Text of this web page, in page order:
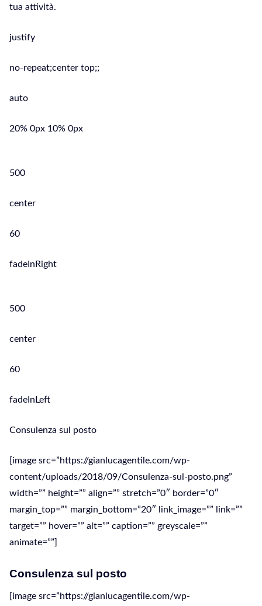
tua attività.
justify
no-repeat;center top;;
auto
20% 0px 10% 0px
500
center
60
fadeInRight
500
center
60
fadeInLeft
Consulenza sul posto
[image src=”https://gianlucagentile.com/wp-
content/uploads/2018/09/Consulenza-sul-posto.png”
width=”” height=”” align=”” stretch=”0″ border=”0″
margin_top=”” margin_bottom=”20″ link_image=”” link=””
target=”” hover=”” alt=”” caption=”” greyscale=””
animate=””]
Consulenza sul posto
[image src=”https://gianlucagentile.com/wp-